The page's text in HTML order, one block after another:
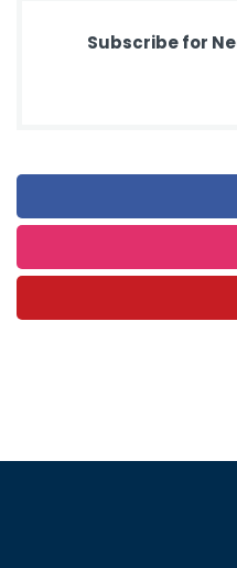
Subscribe for